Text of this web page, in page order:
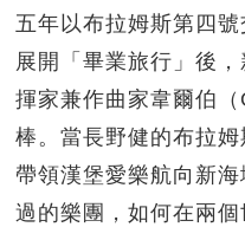
五年以布拉姆斯第四
展開「畢業旅行」後
揮家兼作曲家韋爾伯
棒。當長野健的布拉
帶領漢堡愛樂航向新
過的樂團，如何在兩